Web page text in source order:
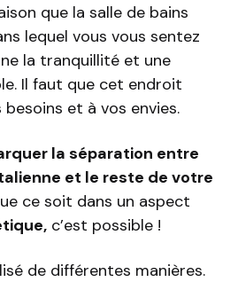
que la salle de bains
lequel vous vous sentez
la tranquillité et une
Il faut que cet endroit
et à vos envies.
la séparation entre
et le reste de votre
ce soit dans un aspect
c’est possible !
de différentes manières.